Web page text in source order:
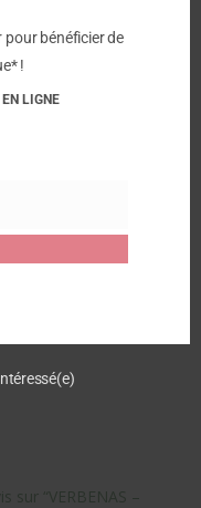
sur “VERBENAS –
bénéficier de
!
LIGNE